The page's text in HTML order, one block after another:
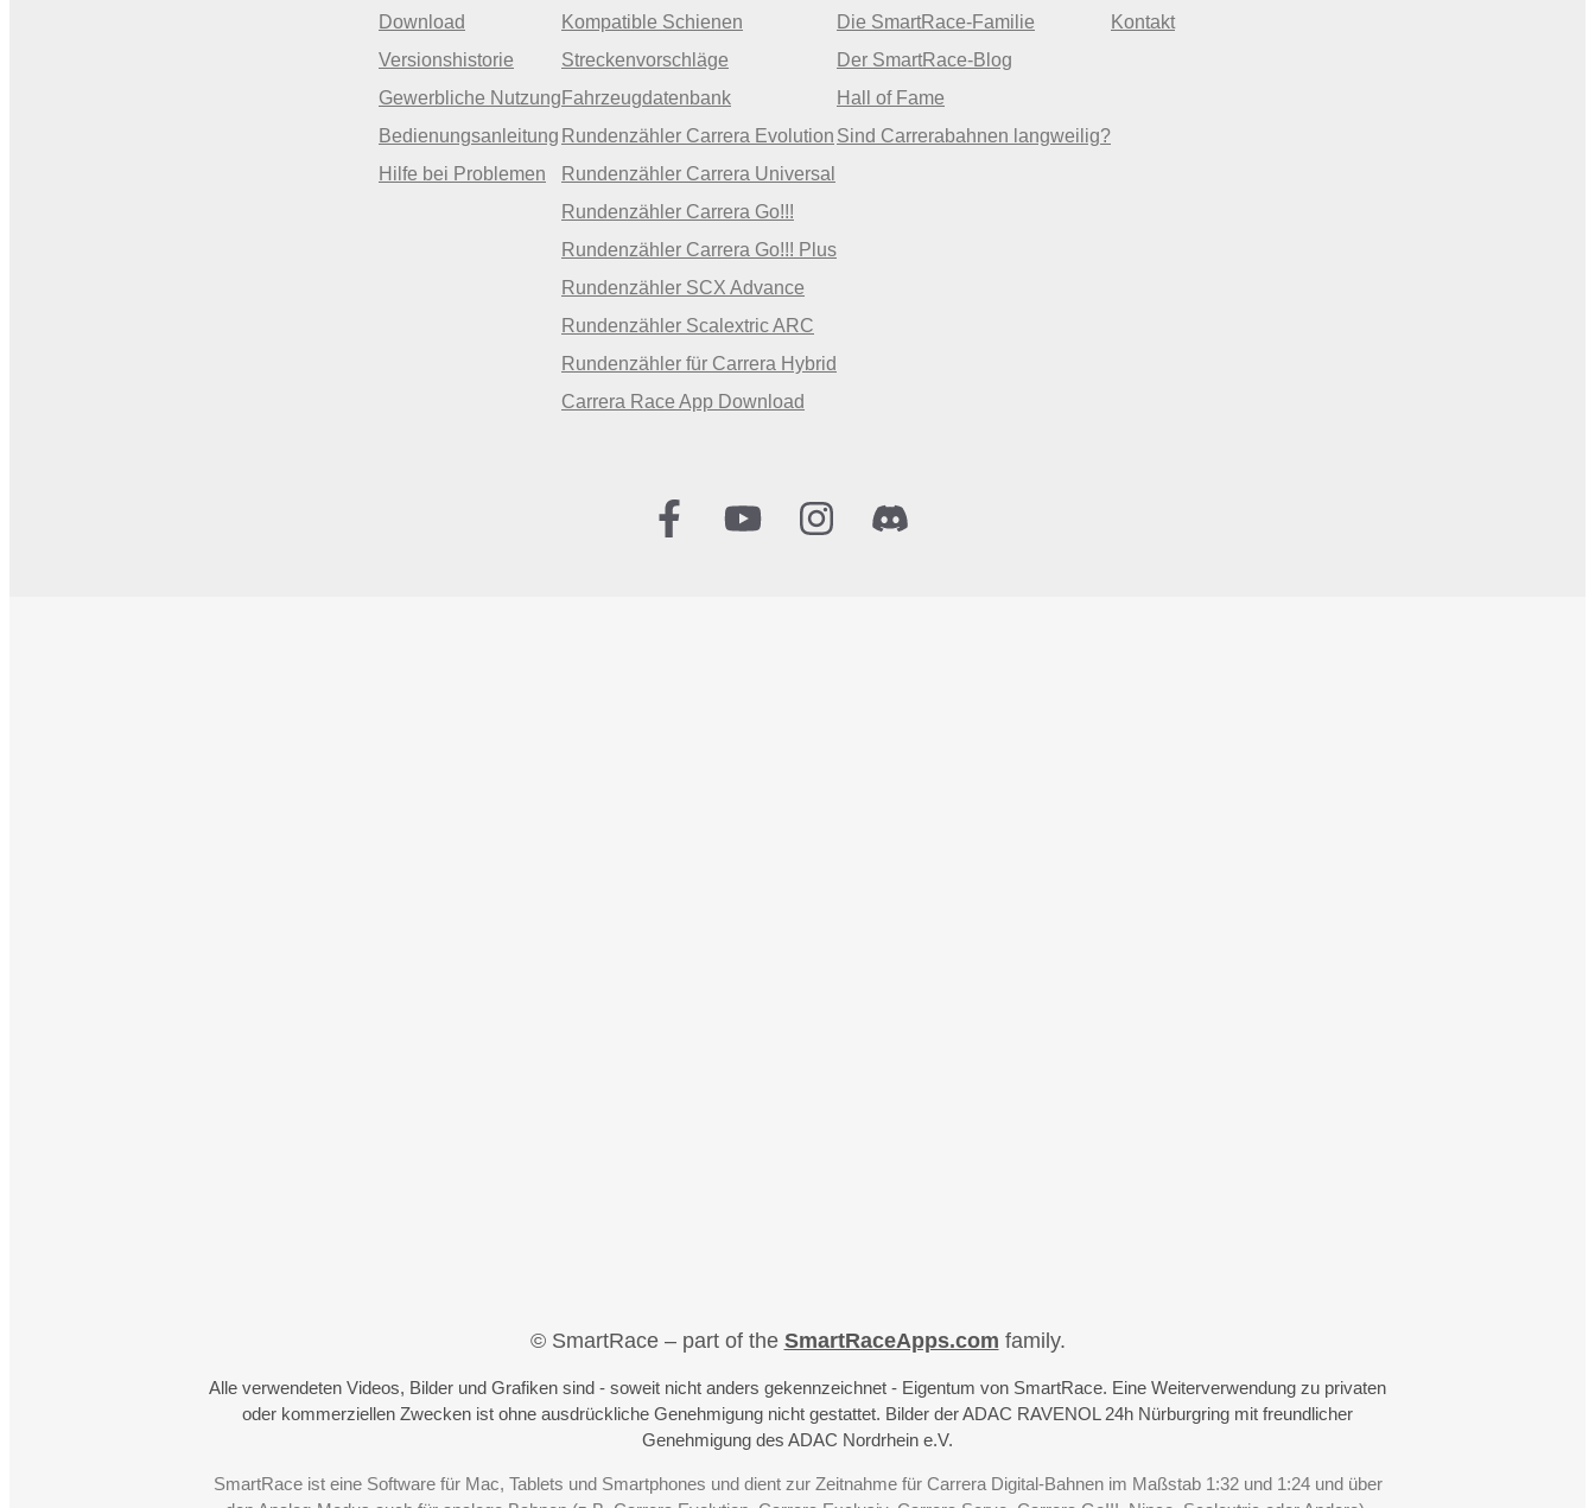
Download
Versionshistorie
Gewerbliche Nutzung
Bedienungsanleitung
Hilfe bei Problemen
Kompatible Schienen
Streckenvorschläge
Fahrzeugdatenbank
Rundenzähler Carrera Evolution
Rundenzähler Carrera Universal
Rundenzähler Carrera Go!!!
Rundenzähler Carrera Go!!! Plus
Rundenzähler SCX Advance
Rundenzähler Scalextric ARC
Rundenzähler für Carrera Hybrid
Carrera Race App Download
Die SmartRace-Familie
Der SmartRace-Blog
Hall of Fame
Sind Carrerabahnen langweilig?
Kontakt
© SmartRace – part of the SmartRaceApps.com family.
Alle verwendeten Videos, Bilder und Grafiken sind - soweit nicht anders gekennzeichnet - Eigentum von SmartRace. Eine Weiterverwendung zu privaten
oder kommerziellen Zwecken ist ohne ausdrückliche Genehmigung nicht gestattet. Bilder der ADAC RAVENOL 24h Nürburgring mit freundlicher
Genehmigung des ADAC Nordrhein e.V.
SmartRace ist eine Software für Mac, Tablets und Smartphones und dient zur Zeitnahme für Carrera Digital-Bahnen im Maßstab 1:32 und 1:24 und über